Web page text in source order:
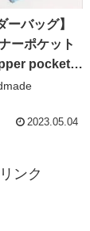
ーバッグ】
ーポケット
pocket
bag – L
2023.05.04
ンク